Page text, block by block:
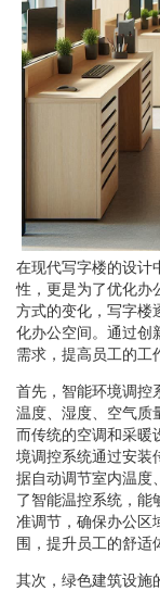
在现代写字楼的设计
性，更是为了优化办
方式的变化，写字楼
化办公空间。通过创
需求，提高员工的工
首先，智能环境调控
温度、湿度、空气质
而传统的空调和采暖
境调控系统通过安装
据自动调节室内温度
了智能温控系统，能
准调节，确保办公区
围，提升员工的舒适
其次，绿色建筑设施